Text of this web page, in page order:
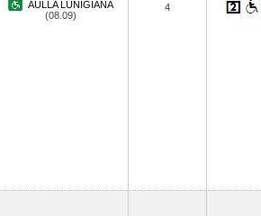
AULLA LUNIGIANA
(08.09)
4